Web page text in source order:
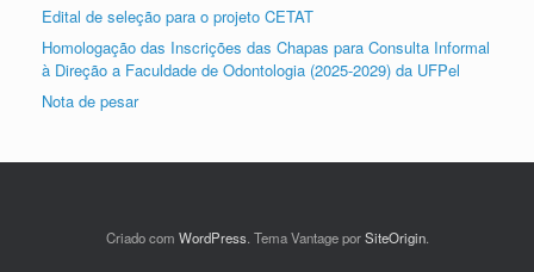
Edital de seleção para o projeto CETAT
Homologação das Inscrições das Chapas para Consulta Informal
à Direção a Faculdade de Odontologia (2025-2029) da UFPel
Nota de pesar
Criado com WordPress. Tema Vantage porSiteOrigin.